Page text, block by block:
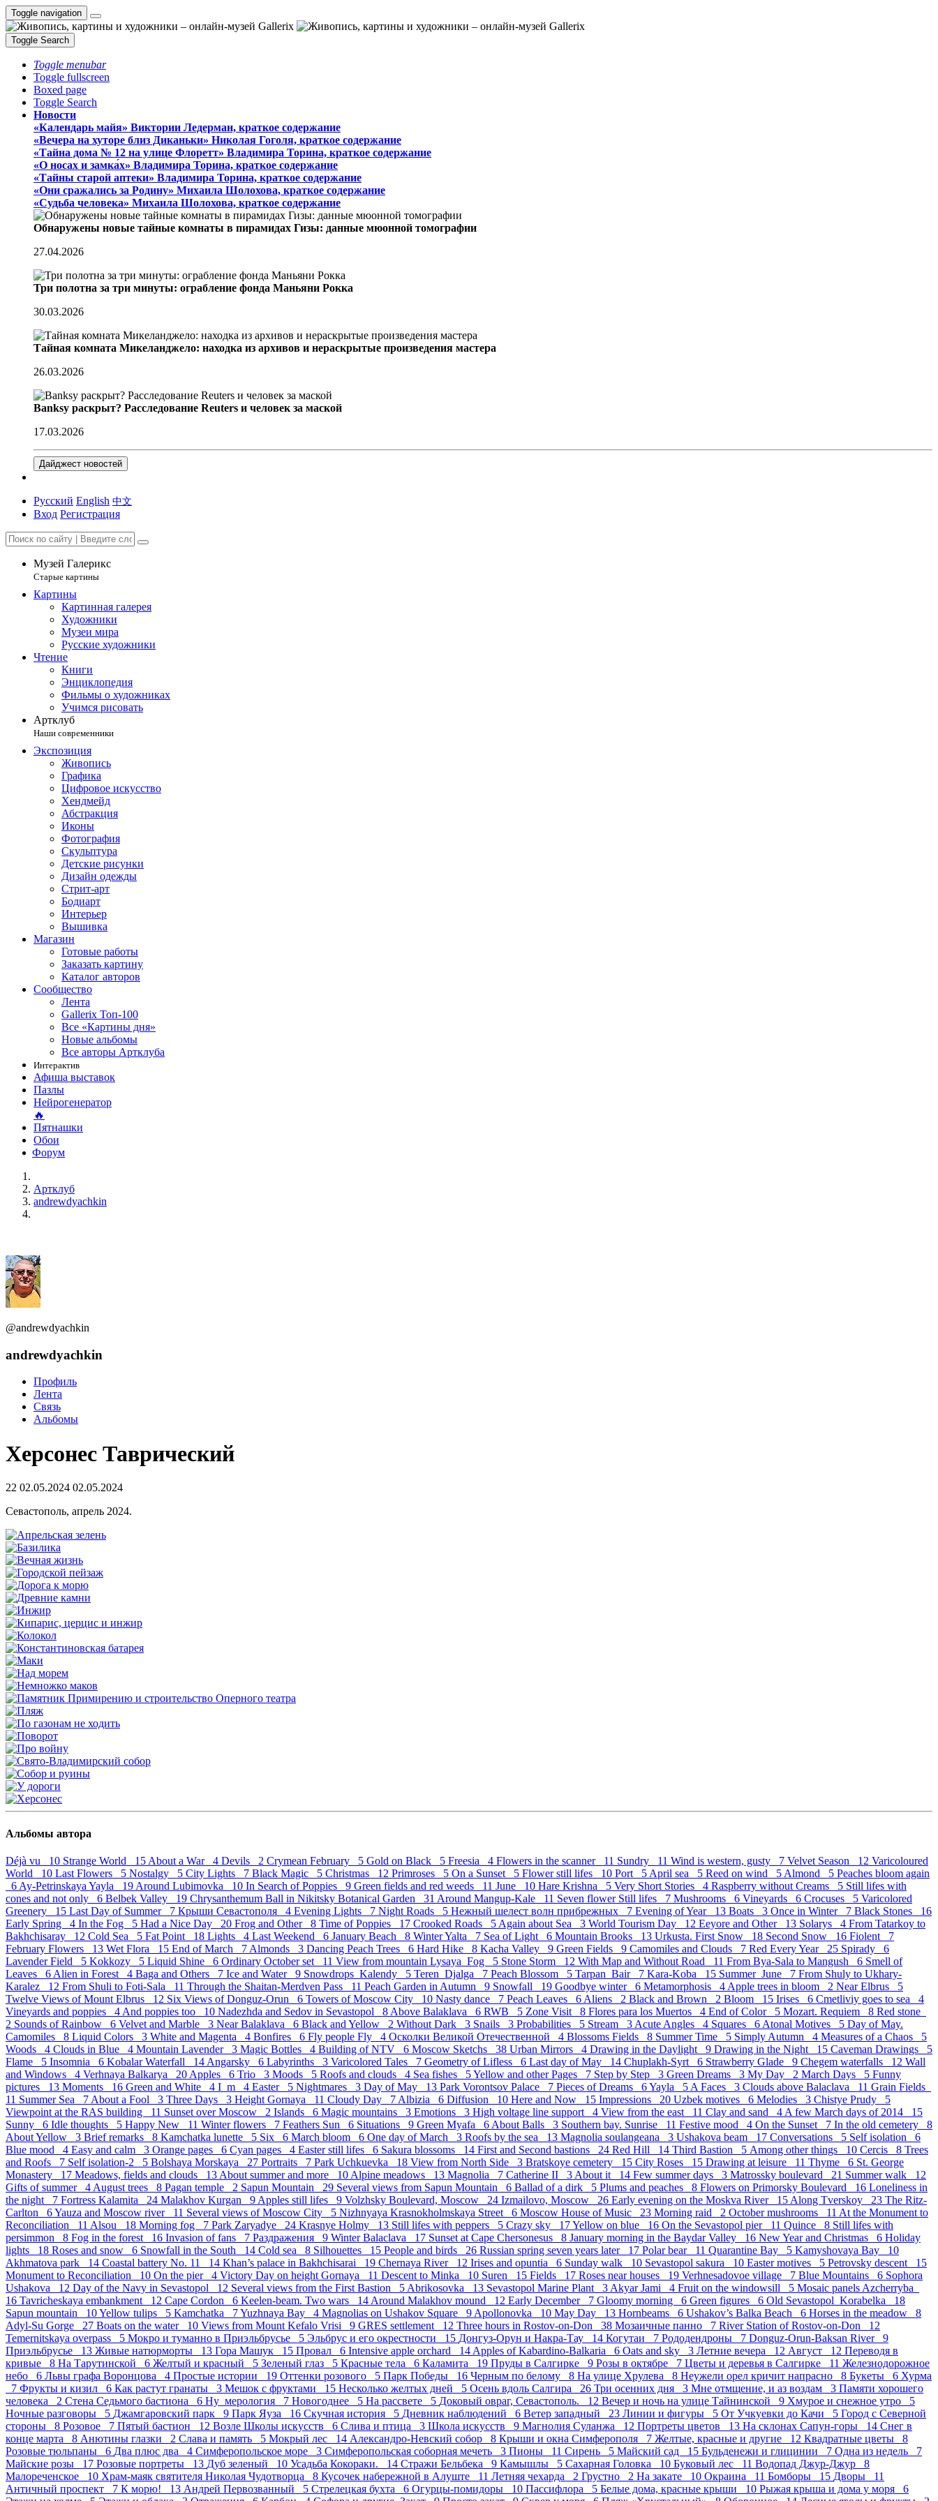
Toggle navigation
Toggle Search
Toggle menubar
Toggle fullscreen
Boxed page
Toggle Search
Новости
«Календарь майя» Виктории Ледерман, краткое содержание
«Вечера на хуторе близ Диканьки» Николая Гоголя, краткое содержание
«Тайна дома № 12 на улице Флоретт» Владимира Торина, краткое содержание
«О носах и замка́х» Владимира Торина, краткое содержание
«Тайны старой аптеки» Владимира Торина, краткое содержание
«Они сражались за Родину» Михаила Шолохова, краткое содержание
«Судьба человека» Михаила Шолохова, краткое содержание
Обнаружены новые тайные комнаты в пирамидах Гизы: данные мюонной томографии
27.04.2026
Три полотна за три минуты: ограбление фонда Маньяни Рокка
30.03.2026
Тайная комната Микеланджело: находка из архивов и нераскрытые произведения мастера
26.03.2026
Banksy раскрыт? Расследование Reuters и человек за маской
17.03.2026
Дайджест новостей
Русский English 中文
Вход Регистрация
Музей Галерикс
Старые картины
Картины
Картинная галерея
Художники
Музеи мира
Русские художники
Чтение
Книги
Энциклопедия
Фильмы о художниках
Учимся рисовать
Артклуб
Наши современники
Экспозиция
Живопись
Графика
Цифровое искусство
Хендмейд
Абстракция
Иконы
Фотография
Скульптура
Детские рисунки
Дизайн одежды
Стрит-арт
Бодиарт
Интерьер
Вышивка
Магазин
Готовые работы
Заказать картину
Каталог авторов
Сообщество
Лента
Gallerix Топ-100
Все «Картины дня»
Новые альбомы
Все авторы Артклуба
Интерактив
Афиша выставок
Пазлы
Нейрогенератор
🔥
Пятнашки
Обои
Форум
Артклуб
andrewdyachkin
@andrewdyachkin
andrewdyachkin
Профиль
Лента
Связь
Альбомы
Херсонес Таврический
22 02.05.2024 02.05.2024
Севастополь, апрель 2024.
Альбомы автора
Déjà vu 10 Strange World 15 About a War 4 Devils 2 Crymean February 5 Gold on Black 5 Freesia 4 Flowers in the scanner 11 Sundry 11 Wind is western, gusty 7 Velvet Season 12 Varicoloured
World 10 Last Flowers 5 Nostalgy 5 City Lights 7 Black Magic 5 Christmas 12 Primroses 5 On a Sunset 5 Flower still lifes 10 Port 5 April sea 5 Reed on wind 5 Almond 5 Peaches bloom again
6 Ay-Petrinskaya Yayla 19 Around Lubimovka 10 In Search of Poppies 9 Green fields and red weeds 11 June 10 Hare Krishna 5 Very Short Stories 4 Raspberry without Creams 5 Still lifes with
cones and not only 6 Belbek Valley 19 Chrysanthemum Ball in Nikitsky Botanical Garden 31 Around Mangup-Kale 11 Seven flower Still lifes 7 Mushrooms 6 Vineyards 6 Crocuses 5 Varicolored
Greenery 15 Last Day of Summer 7 Крыши Севастополя 4 Evening Lights 7 Night Roads 5 Нежный шелест волн прибрежных 7 Evening of Year 13 Boats 3 Once in Winter 7 Black Stones 16
Early Spring 4 In the Fog 5 Had a Nice Day 20 Frog and Other 8 Time of Poppies 17 Crooked Roads 5 Again about Sea 3 World Tourism Day 12 Eeyore and Other 13 Solarys 4 From Tatarkoy to
Bakhchisaray 12 Cold Sea 5 Fat Point 18 Lights 4 Last Weekend 6 January Beach 8 Winter Yalta 7 Sea of Light 6 Mountain Brooks 13 Urkusta. First Snow 18 Second Snow 16 Fiolent 7
February Flowers 13 Wet Flora 15 End of March 7 Almonds 3 Dancing Peach Trees 6 Hard Hike 8 Kacha Valley 9 Green Fields 9 Camomiles and Clouds 7 Red Every Year 25 Spirady 6
Lavender Field 5 Kokkozy 5 Liquid Shine 6 Ordinary October set 11 View from mountain Lysaya_Fog 5 Stone Storm 12 With Map and Without Road 11 From Bya-Sala to Mangush 6 Smell of
Leaves 6 Alien in Forest 4 Baga and Others 7 Ice and Water 9 Snowdrops_Kalendy 5 Teren_Djalga 7 Peach Blossom 5 Tarpan_Bair 7 Kara-Koba 15 Summer_June 7 From Shuly to Ukhary-
Karalez 12 From Shuli to Foti-Sala 11 Through the Shaitan-Merdven Pass 11 Peach Garden in Autumn 9 Snowfall 19 Goodbye winter 6 Metamorphosis 4 Apple trees in bloom 2 Near Elbrus 5
Twelve Views of Mount Elbrus 12 Six Views of Donguz-Orun 6 Towers of Moscow City 10 Nasty dance 7 Peach Leaves 6 Aliens 2 Black and Brown 2 Bloom 15 Irises 6 Cmetliviy goes to sea 4
Vineyards and poppies 4 And poppies too 10 Nadezhda and Sedov in Sevastopol 8 Above Balaklava 6 RWB 5 Zone Visit 8 Flores para los Muertos 4 End of Color 5 Mozart. Requiem 8 Red stone
2 Sounds of Rainbow 6 Velvet and Marble 3 Near Balaklava 6 Black and Yellow 2 Without Dark 3 Snails 3 Probabilities 5 Stream 3 Acute Angles 4 Squares 6 Atonal Motives 5 Day of May.
Camomiles 8 Liquid Colors 3 White and Magenta 4 Bonfires 6 Fly people Fly 4 Осколки Великой Отечественной 4 Blossoms Fields 8 Summer Time 5 Simply Autumn 4 Measures of a Chaos 5
Woods 4 Clouds in Blue 4 Mountain Lavender 3 Magic Bottles 4 Building of NTV 6 Moscow Sketchs 38 Urban Mirrors 4 Drawing in the Daylight 9 Drawing in the Night 15 Caveman Drawings 5
Flame 5 Insomnia 6 Kobalar Waterfall 14 Angarsky 6 Labyrinths 3 Varicolored Tales 7 Geometry of Lifless 6 Last day of May 14 Chuplakh-Syrt 6 Strawberry Glade 9 Chegem waterfalls 12 Wall
and Windows 4 Verhnaya Balkarya 20 Apples 6 Trio 3 Moods 5 Roofs and clouds 4 Sea fishes 5Yellow and other Pages 7 Step by Step 3 Green Dreams 3 My Day 2 March Days 5 Funny
pictures 13 Moments 16 Green and White 4 I_m 4 Easter 5 Nightmares 3 Day of May 13 Park Vorontsov Palace 7 Pieces of Dreams 6Yayla 5 A Faces 3 Clouds above Balaclava 11 Grain Fields
11 Summer Sea 7 About a Fool 3 Three Days 3 Height Gornaya 11 Cloudy Day 7 Albizia 6 Diffusion 10 Here and Now 15 Impressions 20 Uzbek motives 6 Melodies 3 Chistye Prudy 5
Viewpoint at the RAS building 11 Sunset over Moscow 2 Islands 6 Magic mountains 3 Emotions 3 High voltage line support 4 View from the east 11 Clay and sand 4 A few March days of 2014 15
Sunny 6 Idle thoughts 5 Happy New 11 Winter flowers 7 Feathers Sun 6 Situations 9 Green Myafa 6 About Balls 3 Southern bay. Sunrise 11 Festive mood 4 On the Sunset 7 In the old cemetery 8
About Yellow 3 Brief remarks 8 Kamchatka lunette 5 Six 6 March bloom 6 One day of March 3 Roofs by the sea 13 Magnolia soulangeana 3 Ushakova beam 17 Conversations 5 Self isolation 6
Blue mood 4 Easy and calm 3 Orange pages 6 Cyan pages 4 Easter still lifes 6 Sakura blossoms 14 First and Second bastions 24 Red Hill 14 Third Bastion 5 Аmong other things 10 Cercis 8 Trees
and Roofs 7 Self isolation-2 5 Bolshaya Morskaya 27 Portraits 7 Park Uchkuevka 18 View from North Side 3 Bratskoye cemetery 15 City Roses 15 Drawing at leisure 11 Thyme 6 St. George
Monastery 17 Meadows, fields and clouds 13 About summer and more 10 Alpine meadows 13 Magnolia 7 Catherine II 3 About it 14 Few summer days 3 Matrossky boulevard 21 Summer walk 12
Gifts of summer 4 August trees 8 Pagan temple 2 Sapun Mountain 29 Several views from Sapun Mountain 6 Ballad of a dirk 5 Plums and peaches 8 Flowers on Primorsky Boulevard 16 Loneliness in
the night 7 Fortress Kalamita 24 Malakhov Kurgan 9 Apples still lifes 9 Volzhsky Boulevard, Moscow 24 Izmailovo, Moscow 26 Early evening on the Moskva River 15 Along Tverskoy 23 The Ritz-
Carlton 6Yauza and Moscow river 11 Several views of Moscow City 5 Nizhnyaya Krasnokholmskaya Street 6 Moscow House of Music 23 Morning raid 2 October mushrooms 11 At the Monument to
Reconciliation 11 Alsou 18 Morning fog 7 Park Zaryadye 24 Krasnye Holmy 13 Still lifes with peppers 5 Crazy sky 17Yellow on blue 16 On the Sevastopol pier 11 Quince 8 Still lifes with
persimmon 8 Fog in the forest 16 Invasion of fans 7 Раздражения 9 Winter Balaclava 17 Sunset at Cape Chersonesus 8 January morning in the Baydar Valley 16 New Year and Christmas 6 Holiday
lights 18 Roses and snow 6 Snowfall in the South 14 Cold sea 8 Silhouettes 15 People and birds 26 Russian spring seven years later 17 Polar bear 11 Quarantine Bay 5 Kamyshovaya Bay 10
Akhmatova park 14 Coastal battery No. 11 14 Khan’s palace in Bakhchisarai 19 Chernaya River 12 Irises and opuntia 6 Sunday walk 10 Sevastopol sakura 10 Easter motives 5 Petrovsky descent 15
Monument to Reconciliation 10 On the pier 4 Victory Day on height Gornaya 11 Descent to Minka 10 Suren 15 Fields 17 Roses near houses 19 Verhnesadovoe village 7 Blue Mountains 6 Sophora
Ushakova 12 Day of the Navy in Sevastopol 12 Several views from the First Bastion 5 Abrikosovka 13 Sevastopol Marine Plant 3 Akyar Jami 4 Fruit on the windowsill 5 Mosaic panels Azcherryba
16 Tavricheskaya embankment 12 Cape Cordon 6 Keelen-beam. Two wars 14 Around Malakhov mound 12 Early December 7 Gloomy morning 6 Green figures 6 Old Sevastopol_Korabelka 18
Sapun mountain 10Yellow tulips 5 Kamchatka 7Yuzhnaya Bay 4 Magnolias on Ushakov Square 9 Apollonovka 10 May Day 13 Hornbeams 6 Ushakov’s Balka Beach 6 Horses in the meadow 8
Adyl-Su Gorge 27 Boats on the water 10 Views from Mount Kefalo Vrisi 9 GRES settlement 12 Three hours in Rostov-on-Don 38 Мозаичные панно 7 River Station of Rostov-on-Don 12
Temernitskaya overpass 5 Мокро и туманно в Приэльбрусье 5 Эльбрус и его окрестности 15 Донгуз-Орун и Накра-Тау 14 Когутаи 7 Рододендроны 7 Donguz-Orun-Baksan River 9
Приэльбрусье 13 Живые натюрморты 13 Гора Машук 15 Провал 6 Intensive apple orchard 14 Apples of Kabardino-Balkaria 6 Oats and sky 3 Летние вечера 12 Август 12 Переводя в
кривые 8 На Тарутинской 6 Желтый и красный 5 Зеленый глаз 5 Красные тела 6 Каламита 19 Пруды в Салгирке 9 Розы в октябре 7 Цветы и деревья в Салгирке 11 Железнодорожное
небо 6 Львы графа Воронцова 4 Простые истории 19 Оттенки розового 5 Парк Победы 16 Черным по белому 8 На улице Хрулева 8 Неужели орел кричит напрасно 8 Букеты 6 Хурма
7 Фрукты и кизил 6 Как растут гранаты 3 Мешок с фруктами 15 Несколько желтых дней 5 Осень вдоль Салгира 26 Три осенних дня 3 Мне отмщение, и аз воздам 3 Памяти хорошего
человека 2 Стена Седьмого бастиона 6 Ну_мерология 7 Новогоднее 5 На рассвете 5 Доковый овраг, Севастополь. 12 Вечер и ночь на улице Тайнинской 9 Хмурое и снежное утро 5
Ночные разговоры 5 Джамгаровский парк 9 Парк Яуза 16 Скучная история 5 Дневник наблюдений 6 Ветер западный 23 Линии и фигуры 5 От Учкуевки до Качи 5 Город с Северной
стороны 8 Розовое 7 Пятый бастион 12 Возле Школы искусств 6 Слива и птица 3 Школа искусств 9 Магнолия Суланжа 12 Портреты цветов 13 На склонах Сапун-горы 14 Снег в
конце марта 8 Анютины глазки 2 Слава и память 5 Мокрый лес 14 Александро-Невский собор 8 Крыши и окна Симферополя 7 Желтые, красные и другие 12 Квадратные цветы 8
Розовые тюльпаны 6 Два плюс два 4 Симферопольское море 3 Симферопольская соборная мечеть 3 Пионы 11 Сирень 5 Майский сад 15 Бульденежи и глицинии 7 Одна из недель 7
Майские розы 17 Розовые портреты 13 Дуб зеленый 10 Усадьба Кокораки. 14 Стражи Бельбека 9 Камышлы 5 Сахарная Головка 10 Буковый лес 11 Водопад Джур-Джур 8
Малореченское 10 Храм-маяк святителя Николая Чудотворца 8 Кусочек набережной в Алуште 11 Летняя чехарда 2 Грустно 2 На закате 10 Окраина 11 Бомборы 15 Дворы 11
Античный проспект 7 К морю! 13 Андрей Первозванный 5 Стрелецкая бухта 6 Огурцы-помидоры 10 Пасcифлора 5 Белые дома, красные крыши 10 Рыжая крыша и дома у моря 6